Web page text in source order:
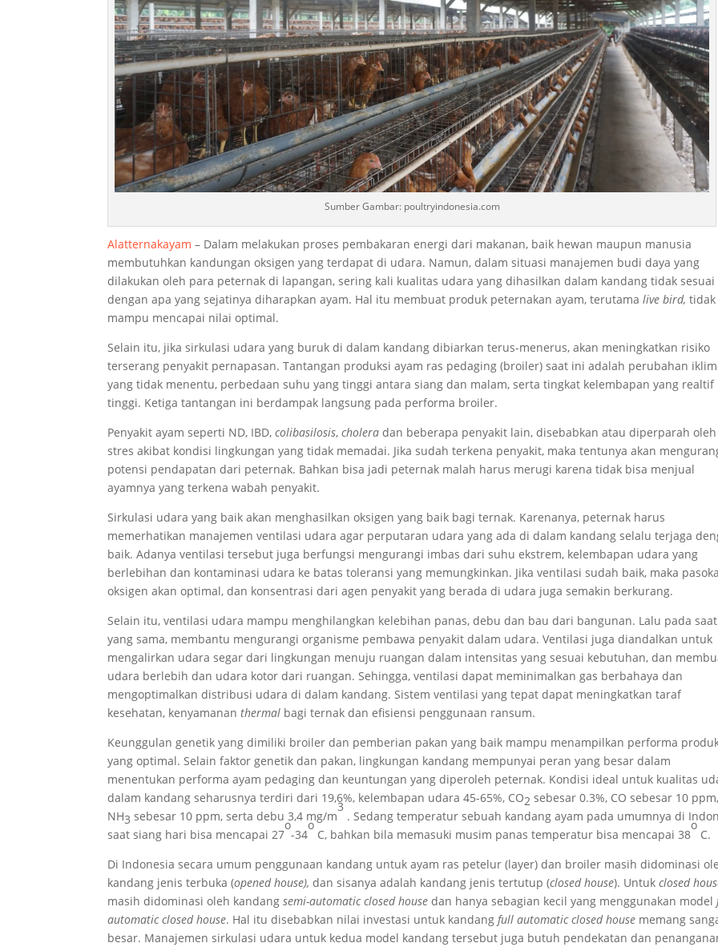
Sumber Gambar: poultryindonesia.com
Alatternakayam – Dalam melakukan proses pembakaran energi dari makanan, baik hewan maupun manusia
membutuhkan kandungan oksigen yang terdapat di udara. Namun, dalam situasi manajemen budi daya yang
dilakukan oleh para peternak di lapangan, sering kali kualitas udara yang dihasilkan dalam kandang tidak sesuai
dengan apa yang sejatinya diharapkan ayam. Hal itu membuat produk peternakan ayam, terutamalive bird, tidak
mampu mencapai nilai optimal.
Selain itu, jika sirkulasi udara yang buruk di dalam kandang dibiarkan terus-menerus, akan meningkatkan risiko
terserang penyakit pernapasan. Tantangan produksi ayam ras pedaging (broiler) saat ini adalah perubahan iklim
yang tidak menentu, perbedaan suhu yang tinggi antara siang dan malam, serta tingkat kelembapan yang realtif
tinggi. Ketiga tantangan ini berdampak langsung pada performa broiler.
Penyakit ayam seperti ND, IBD,colibasilosis,choleradan beberapa penyakit lain, disebabkan atau diperparah oleh
stres akibat kondisi lingkungan yang tidak memadai. Jika sudah terkena penyakit, maka tentunya akan
potensi pendapatan dari peternak. Bahkan bisa jadi peternak malah harus merugi karena tidak bisa menjual
ayamnya yang terkena wabah penyakit.
Sirkulasi udara yang baik akan menghasilkan oksigen yang baik bagi ternak. Karenanya, peternak harus
memerhatikan manajemen ventilasi udara agar perputaran udara yang ada di dalam kandang selalu terjaga
baik. Adanya ventilasi tersebut juga berfungsi mengurangi imbas dari suhu ekstrem, kelembapan udara yang
berlebihan dan kontaminasi udara ke batas toleransi yang memungkinkan. Jika ventilasi sudah baik, maka
oksigen akan optimal, dan konsentrasi dari agen penyakit yang berada di udara juga semakin berkurang.
Selain itu, ventilasi udara mampu menghilangkan kelebihan panas, debu dan bau dari bangunan. Lalu pada saat
yang sama, membantu mengurangi organisme pembawa penyakit dalam udara. Ventilasi juga diandalkan untuk
mengalirkan udara segar dari lingkungan menuju ruangan dalam intensitas yang sesuai kebutuhan, dan
udara berlebih dan udara kotor dari ruangan. Sehingga, ventilasi dapat meminimalkan gas berbahaya dan
mengoptimalkan distribusi udara di dalam kandang. Sistem ventilasi yang tepat dapat meningkatkan taraf
kesehatan, kenyamananthermal bagi ternak dan efisiensi penggunaan ransum.
Keunggulan genetik yang dimiliki broiler dan pemberian pakan yang baik mampu menampilkan performa
yang optimal. Selain faktor genetik dan pakan, lingkungan kandang mempunyai peran yang besar dalam
menentukan performa ayam pedaging dan keuntungan yang diperoleh peternak. Kondisi ideal untuk kualitas
dalam kandang seharusnya terdiri dari 19,6%, kelembapan udara 45-65%, CO2 sebesar 0.3%, CO sebesar 10 ppm,
NH3sebesar 10 ppm, serta debu 3,4 mg/m
3
. Sedang temperatur sebuah kandang ayam pada umumnya di
saat siang hari bisa mencapai 27
o
-34
o
C, bahkan bila memasuki musim panas temperatur bisa mencapai 38
o
C.
Di Indonesia secara umum penggunaan kandang untuk ayam ras petelur (layer) dan broiler masih didominasi
kandang jenis terbuka (opened house),dan sisanya adalah kandang jenis tertutup (closed house). Untukclosed
masih didominasi oleh kandangsemi-automatic closed house dan hanya sebagian kecil yang menggunakan model
automatic closed house. Hal itu disebabkan nilai investasi untuk kandangfull automatic closed house memang
besar. Manajemen sirkulasi udara untuk kedua model kandang tersebut juga butuh pendekatan dan